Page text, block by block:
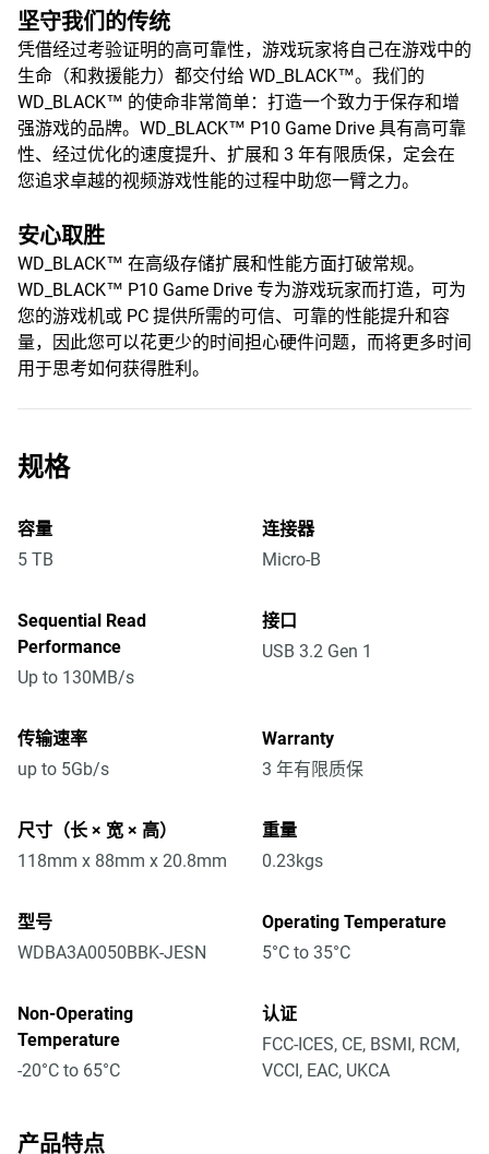
坚守我们的传统
凭借经过考验证明的高可靠性，游戏玩家将自己在游戏中的
生命（和救援能力）都交付给 WD_BLACK™。我们的
WD_BLACK™ 的使命非常简单：打造一个致力于保存和增
强游戏的品牌。WD_BLACK™ P10 Game Drive 具有高可靠
性、经过优化的速度提升、扩展和 3 年有限质保，定会在
您追求卓越的视频游戏性能的过程中助您一臂之力。
安心取胜
WD_BLACK™ 在高级存储扩展和性能方面打破常规。
WD_BLACK™ P10 Game Drive 专为游戏玩家而打造，可为
您的游戏机或 PC 提供所需的可信、可靠的性能提升和容
量，因此您可以花更少的时间担心硬件问题，而将更多时间
用于思考如何获得胜利。
规格
容量
5 TB
连接器
Micro-B
Sequential Read
Performance
Up to 130MB/s
接口
USB 3.2 Gen 1
传输速率
up to 5Gb/s
Warranty
3 年有限质保
尺寸（长 × 宽 × 高）
118mm x 88mm x 20.8mm
重量
0.23kgs
型号
WDBA3A0050BBK-JESN
Operating Temperature
5°C to 35°C
Non-Operating
Temperature
-20°C to 65°C
认证
FCC-ICES, CE, BSMI, RCM,
VCCI, EAC, UKCA
产品特点